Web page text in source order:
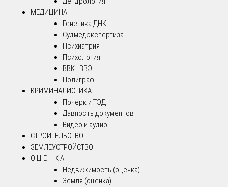
МЕДИЦИНА
Генетика ДНК
Судмедэкспертиза
Психиатрия
Психология
ВВК | ВВЭ
Полиграф
КРИМИНАЛИСТИКА
Почерк и ТЭД
Давность документов
Видео и аудио
СТРОИТЕЛЬСТВО
ЗЕМЛЕУСТРОЙСТВО
О Ц Е Н К А
Недвижимость (оценка)
Земля (оценка)